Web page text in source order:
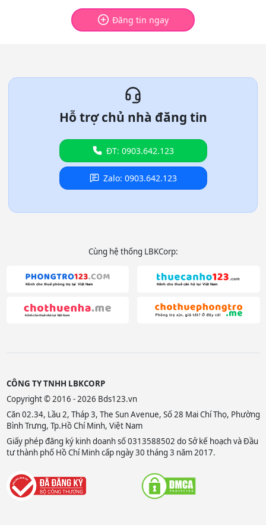
Đăng tin ngay
Hỗ trợ chủ nhà đăng tin
ĐT: 0903.642.123
Zalo: 0903.642.123
Cùng hệ thống LBKCorp:
CÔNG TY TNHH LBKCORP
Copyright © 2016 - 2026 Bds123.vn
Căn 02.34, Lầu 2, Tháp 3, The Sun Avenue, Số 28 Mai Chí Thọ, Phường
Bình Trưng, Tp.Hồ Chí Minh, Việt Nam
Giấy phép đăng ký kinh doanh số 0313588502 do Sở kế hoạch và Đầu
tư thành phố Hồ Chí Minh cấp ngày 30 tháng 3 năm 2017.